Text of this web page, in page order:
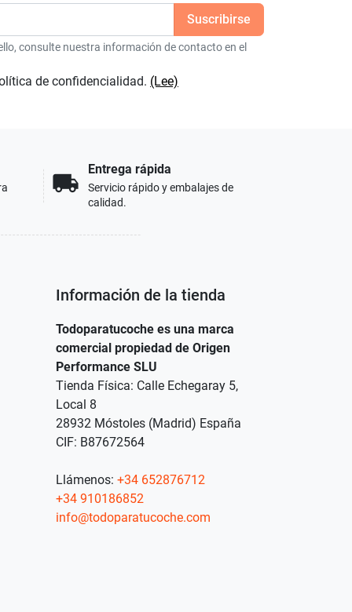
consulte nuestra información de contacto en el
de confidencialidad. (Lee)
local_shipping
Entrega rápida
Servicio rápido y embalajes de
calidad.
Información de la tienda
Todoparatucoche es una marca
comercial propiedad de Origen
Performance SLU
Tienda Física: Calle Echegaray 5,
Local 8
28932 Móstoles (Madrid) España
CIF: B87672564
Llámenos: +34 652876712
+34 910186852
info@todoparatucoche.com